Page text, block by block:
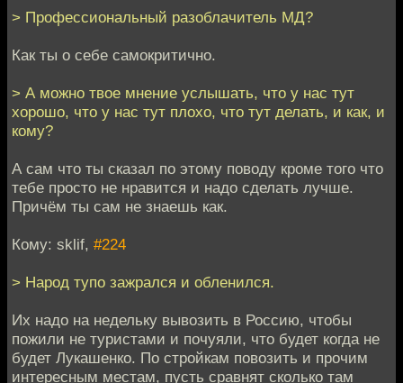
> Профессиональный разоблачитель МД?
Как ты о себе самокритично.
> А можно твое мнение услышать, что у нас тут
хорошо, что у нас тут плохо, что тут делать, и как, и
кому?
А сам что ты сказал по этому поводу кроме того что
тебе просто не нравится и надо сделать лучше.
Причём ты сам не знаешь как.
Кому: sklif, #224
> Народ тупо зажрался и обленился.
Их надо на недельку вывозить в Россию, чтобы
пожили не туристами и почуяли, что будет когда не
будет Лукашенко. По стройкам повозить и прочим
интересным местам, пусть сравнят сколько там